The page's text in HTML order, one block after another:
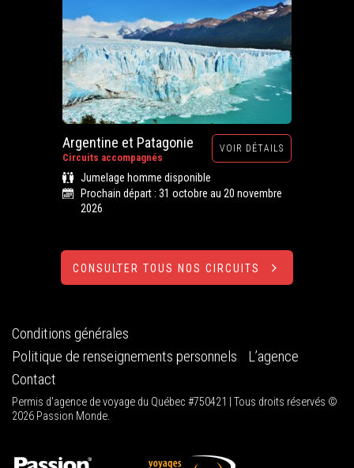
Argentine et Patagonie
Circuits accompagnés
VOIR DÉTAILS
Jumelage homme disponible
Prochain départ : 31 octobre au 20 novembre
2026
CONSULTER TOUS NOS CIRCUITS
Conditions générales
Politique de renseignements personnels
L’agence
Contact
Permis d'agence de voyage du Québec #750421 | Tous droits réservés ©
2026 Passion Monde.